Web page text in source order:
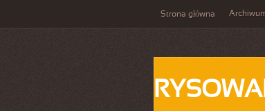
Strona główna